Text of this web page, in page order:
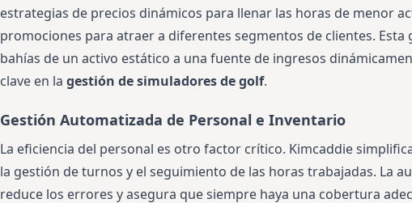
estrategias de precios dinámicos para llenar las horas de menor
promociones para atraer a diferentes segmentos de clientes.
bahías de un activo estático a una fuente de ingresos
clave en la gestión de simuladores de golf.
Gestión Automatizada de Personal e Inventario
La eficiencia del personal es otro factor crítico. Kimcaddie
la gestión de turnos y el seguimiento de las horas trabajadas. La
reduce los errores y asegura que siempre haya una cobertura